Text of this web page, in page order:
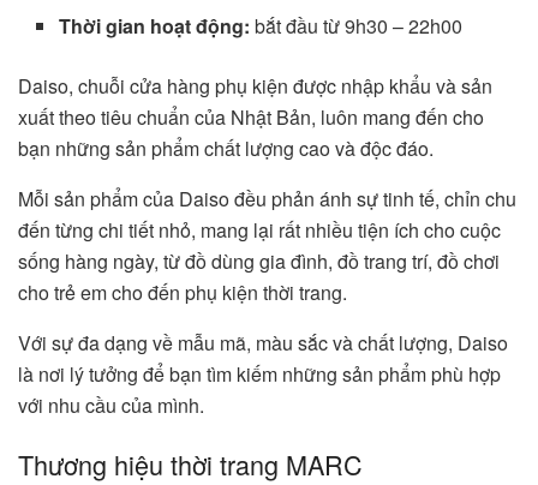
Thời gian hoạt động:bắt đầu từ 9h30 – 22h00
Daiso, chuỗi cửa hàng phụ kiện được nhập khẩu và sản
xuất theo tiêu chuẩn của Nhật Bản, luôn mang đến cho
bạn những sản phẩm chất lượng cao và độc đáo.
Mỗi sản phẩm của Daiso đều phản ánh sự tinh tế, chỉn chu
đến từng chi tiết nhỏ, mang lại rất nhiều tiện ích cho cuộc
sống hàng ngày, từ đồ dùng gia đình, đồ trang trí, đồ chơi
cho trẻ em cho đến phụ kiện thời trang.
Với sự đa dạng về mẫu mã, màu sắc và chất lượng, Daiso
là nơi lý tưởng để bạn tìm kiếm những sản phẩm phù hợp
với nhu cầu của mình.
Thương hiệu thời trang MARC